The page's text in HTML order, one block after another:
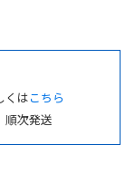
くはこちら
順次発送